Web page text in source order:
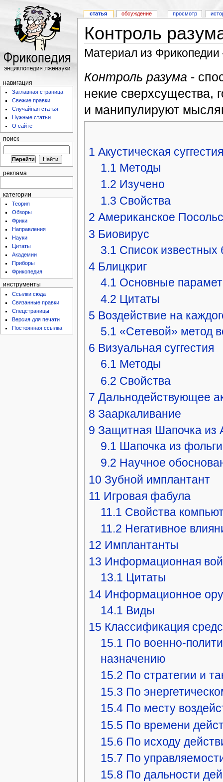
Контроль
Материал из
Контроль разума -
некие сверхсущества,
и манипулируют
1 Акустическая суггестия
1.1 Методы
1.2 Изучено
1.3 Свойства
2 Американское
3 Биовирус
3.1 Список известных
4 Блицкриг
4.1 Основные
4.2 Цитаты
5 Воздействие на
5.1 «Сетевой» метод
6 Визуальная суггестия
6.1 Методы
6.2 Свойства
7 Дальнодействующее
8 Зааркаливание
9 Защитная Шапочка из
9.1 Шапочка из фольги
9.2 Научное
10 Зубной имплантант
11 Игровая фабула
11.1 Свойства
11.2 Негативное
12 Имплантанты
13 Информационная
13.1 Цитаты
14 Информационное
14.1 Виды
15 Классификация
15.1 По военно-
назначению
15.2 По стратегии и
15.3 По
15.4 По месту
15.5 По времени
15.6 По исходу
15.7 По
15.8 По дальности
статья обсуждение просмотр
навигация
Заглавная страница
Свежие правки
Случайная статья
Нужные статьи
О сайте
поиск
реклама
категории
Теория
Обзоры
Фрики
Направления
Науки
Цитаты
Академии
Приборы
Фрикопедия
инструменты
Ссылки сюда
Связанные правки
Спецстраницы
Версия для печати
Постоянная ссылка